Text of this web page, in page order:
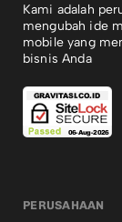
Kami adalah
mengubah ide
mobile yang
bisnis Anda
PERUSAHAAN